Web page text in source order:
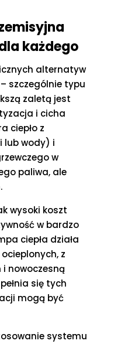
każdego
alternatyw
szczególnie typu
zaletą jest
i cicha
ciepło z
lub wody) i
w
paliwa, ale
wysoki koszt
w bardzo
ciepła działa
z
nowoczesną
się tych
mogą być
systemu